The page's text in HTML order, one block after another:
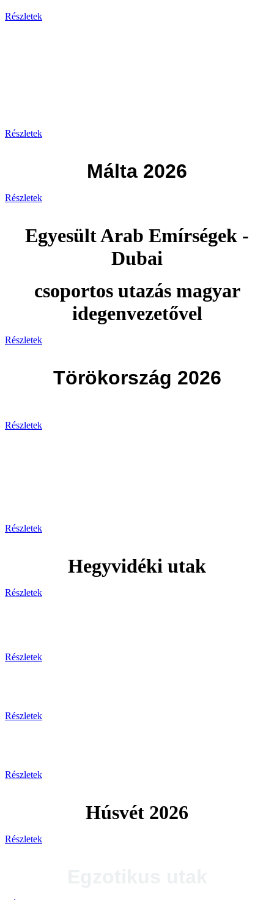
Részletek
Részletek
Málta 2026
Részletek
Egyesült Arab Emírségek -
Dubai
csoportos utazás magyar
idegenvezetővel
Részletek
Törökország 2026
Részletek
Részletek
Hegyvidéki utak
Részletek
Részletek
Részletek
Részletek
Húsvét 2026
Részletek